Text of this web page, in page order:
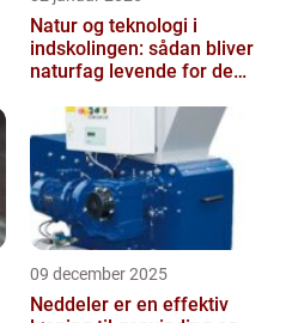
Natur og teknologi i
indskolingen: sådan bliver
naturfag levende for de
09 december 2025
Neddeler er en effektiv